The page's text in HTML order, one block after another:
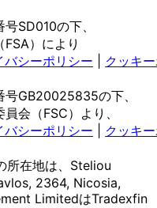
号SD010の下、
（FSA）により
バシーポリシー
クッキ
号GB20025835の下、
員会 （FSC）より、
バシーポリシー
クッキ
所在地は、 Steliou
2364, Nicosia,
LimitedはTradexfin